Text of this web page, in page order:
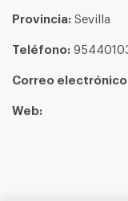
Provincia: Sevilla
Teléfono:
Correo
Web: